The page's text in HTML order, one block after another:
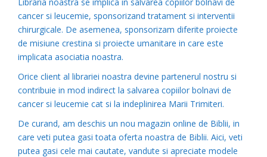
cancer si leucemie, sponsorizand tratament si interventii
chirurgicale. De asemenea, sponsorizam diferite proiecte
de misiune crestina si proiecte umanitare in care este
implicata asociatia noastra.
Orice client al librariei noastra devine partenerul nostru si
contribuie in mod indirect la salvarea copiilor bolnavi de
cancer si leucemie cat si la indeplinirea Marii Trimiteri.
De curand, am deschis un nou magazin online de Biblii, in
care veti putea gasi toata oferta noastra de Biblii. Aici, veti
putea gasi cele mai cautate, vandute si apreciate modele